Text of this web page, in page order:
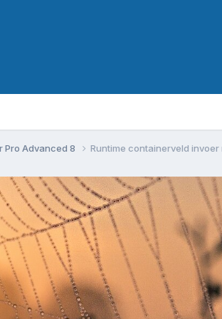
Pro Advanced 8 Runtime containerveld invoer